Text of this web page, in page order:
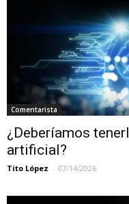
Comentarista
¿Deberíamos
artificial?
Tito López - 07/14/2026